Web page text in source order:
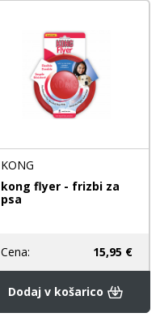
KONG
kong flyer - frizbi za
psa
Cena: 15,95 €
Dodaj v košarico